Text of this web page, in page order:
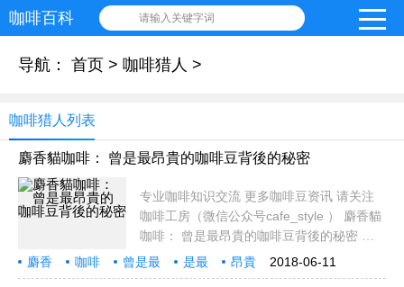
咖啡百科 请输入关键字词
导航： 首页 > 咖啡猎人 >
咖啡猎人列表
麝香貓咖啡： 曾是最昂貴的咖啡豆背後的秘密
专业咖啡知识交流 更多咖啡豆资讯 请关注
咖啡工房（微信公众号cafe_style ） 麝香貓
咖啡： 曾是最昂貴的咖啡豆背後的秘密 麝
香猫在不喝咖啡的人耳中也出现过，在艺妓
咖啡出现之前最价格最昂贵的咖啡总是麝香
2018-06-11
麝香 咖啡 曾是最 是最
昂貴
咖啡豆
背後 秘密 专业 咖